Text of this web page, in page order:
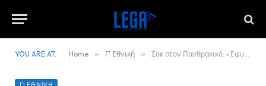
YOU ARE AT: Home » Γ' Εθνική » Σοκ στον Πανθρακικό: «Έφυγε» ξαφνικά ο Γιάννης Σακάρης